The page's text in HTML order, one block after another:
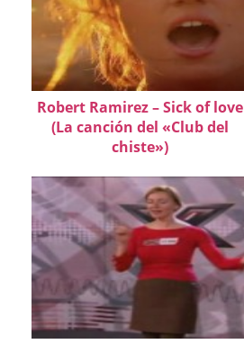
Robert Ramirez – Sick of love
(La canción del «Club del
chiste»)